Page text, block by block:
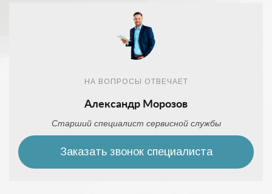
НА ВОПРОСЫ ОТВЕЧАЕТ
Александр Морозов
Старший специалист сервисной службы
Заказать звонок специалиста